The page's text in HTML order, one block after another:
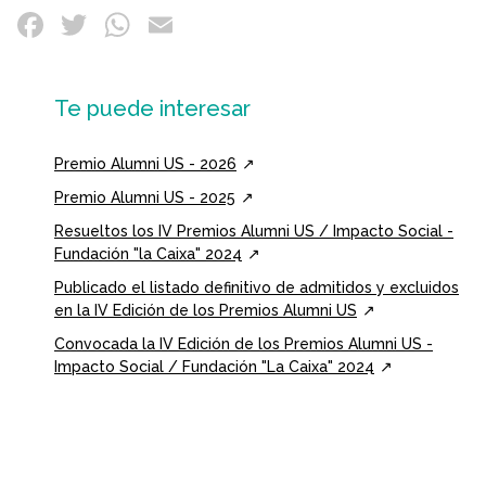
Te puede interesar
Premio Alumni US - 2026
Premio Alumni US - 2025
Resueltos los IV Premios Alumni US / Impacto Social -
Fundación "la Caixa" 2024
Publicado el listado definitivo de admitidos y excluidos
en la IV Edición de los Premios Alumni US
Convocada la IV Edición de los Premios Alumni US -
Impacto Social / Fundación "La Caixa" 2024